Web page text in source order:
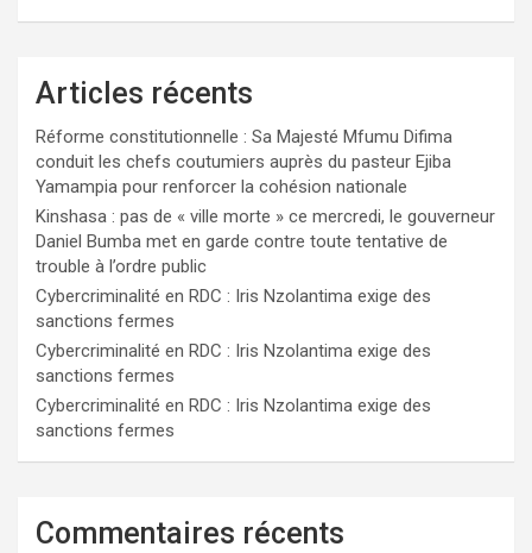
Articles récents
Réforme constitutionnelle : Sa Majesté Mfumu Difima
conduit les chefs coutumiers auprès du pasteur Ejiba
Yamampia pour renforcer la cohésion nationale
Kinshasa : pas de « ville morte » ce mercredi, le gouverneur
Daniel Bumba met en garde contre toute tentative de
trouble à l’ordre public
Cybercriminalité en RDC : Iris Nzolantima exige des
sanctions fermes
Cybercriminalité en RDC : Iris Nzolantima exige des
sanctions fermes
Cybercriminalité en RDC : Iris Nzolantima exige des
sanctions fermes
Commentaires récents